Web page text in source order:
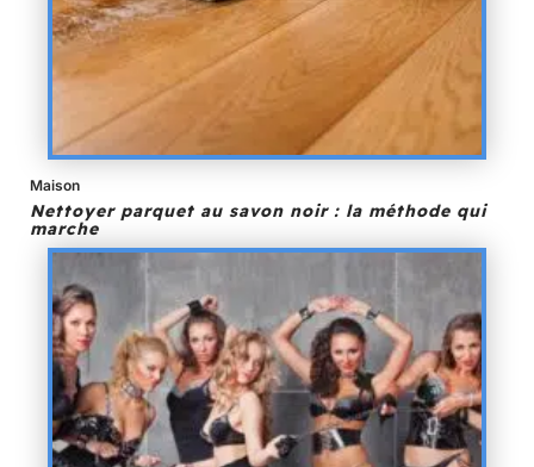
Maison
Nettoyer parquet au savon noir : la méthode qui
marche